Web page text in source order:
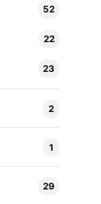
52
22
23
2
1
29